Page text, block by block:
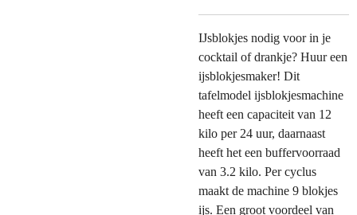
IJsblokjes nodig voor in je
cocktail of drankje? Huur een
ijsblokjesmaker! Dit
tafelmodel ijsblokjesmachine
heeft een capaciteit van 12
kilo per 24 uur, daarnaast
heeft het een buffervoorraad
van 3.2 kilo. Per cyclus
maakt de machine 9 blokjes
ijs. Een groot voordeel van